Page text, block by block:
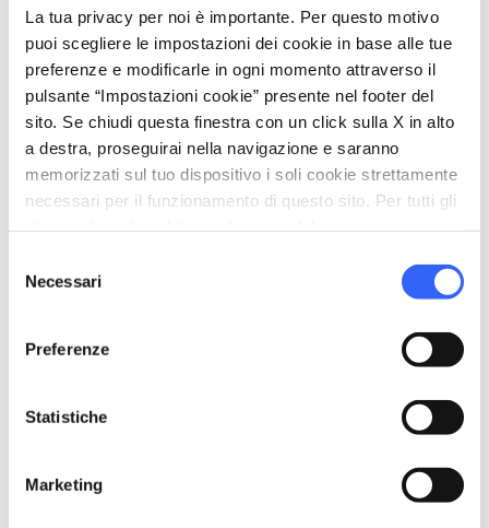
La tua privacy per noi è importante. Per questo motivo
puoi scegliere le impostazioni dei cookie in base alle tue
preferenze e modificarle in ogni momento attraverso il
pulsante “Impostazioni cookie” presente nel footer del
sito. Se chiudi questa finestra con un click sulla X in alto
a destra, proseguirai nella navigazione e saranno
memorizzati sul tuo dispositivo i soli cookie strettamente
necessari per il funzionamento di questo sito. Per tutti gli
delNecessari
Preferenze
Statistiche
Marketing
43.467605,11.042519
Contact person
Comitato Feste Patronali
Telephone
0577 940316
Website
arcidiocesi.siena.it